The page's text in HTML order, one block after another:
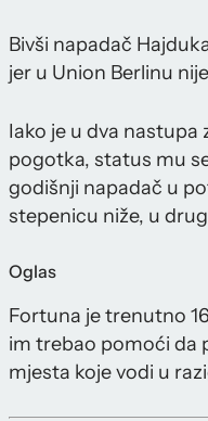
Bivši napadač
jer u Union Berlinu
Iako je u dva nastupa
pogotka, status mu
godišnji napadač u
stepenicu niže, u
Oglas
Fortuna je trenutno
im trebao pomoći da
mjesta koje vodi u